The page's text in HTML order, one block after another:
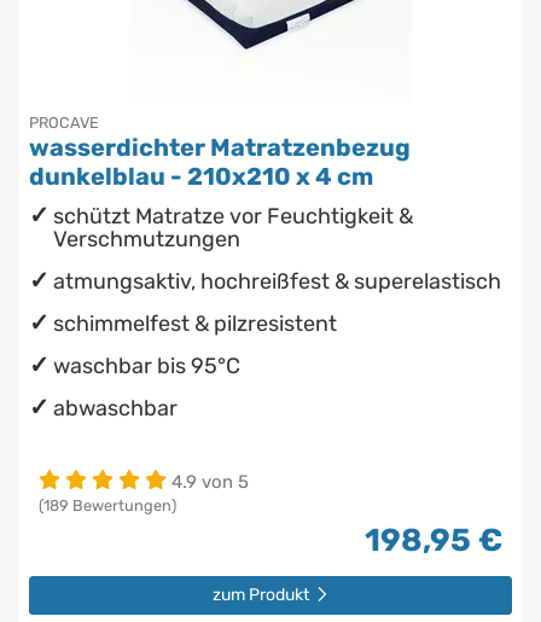
PROCAVE
wasserdichter Matratzenbezug
dunkelblau - 210x210 x 4 cm
schützt Matratze vor Feuchtigkeit &
Verschmutzungen
atmungsaktiv, hochreißfest & superelastisch
schimmelfest & pilzresistent
waschbar bis 95°C
abwaschbar
4.9 von 5
(189 Bewertungen)
198,95 €
zum Produkt
Inkontinenzunterlagen
Die besten Sommerbettdecken
Die richtige Matratze kaufen